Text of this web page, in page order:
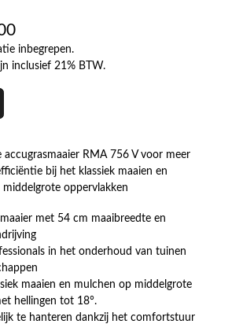
inbegrepen.
inclusief 21% BTW.
accugrasmaaier RMA 756 V voor meer
bij het klassiek maaien en
middelgrote oppervlakken
met 54 cm maaibreedte en
in het onderhoud van tuinen
maaien en mulchen op middelgrote
hellingen tot 18°.
te hanteren dankzij het comfortstuur